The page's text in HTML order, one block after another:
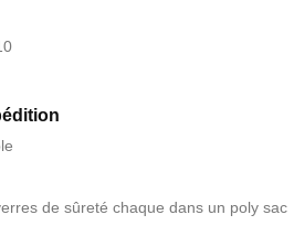
de sûreté chaque dans un poly sac